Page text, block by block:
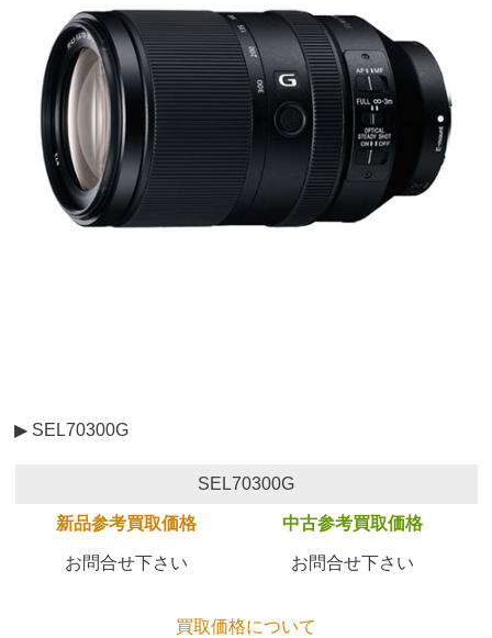
▶ SEL70300G
SEL70300G
新品参考買取価格 中古参考買取価格
お問合せ下さい お問合せ下さい
買取価格について